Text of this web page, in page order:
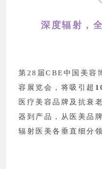
深度辐射，
第28届CBE中国美容
容展览会，将吸引超
医疗美容品牌及抗衰
器到产品，从医美品
辐射医美各垂直细分领